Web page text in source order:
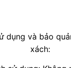
dụng và bảo
xách: